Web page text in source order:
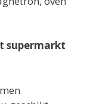
supermarkt